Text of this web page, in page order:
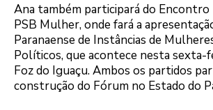
Ana também participará do Encontro
PSB Mulher, onde fará a
Paranaense de Instâncias de
Políticos, que acontece nesta sexta-
Foz do Iguaçu. Ambos os partidos
construção do Fórum no Estado do